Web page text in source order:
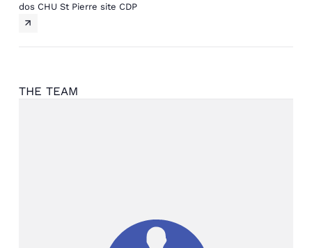
dos CHU St Pierre site CDP
THE TEAM